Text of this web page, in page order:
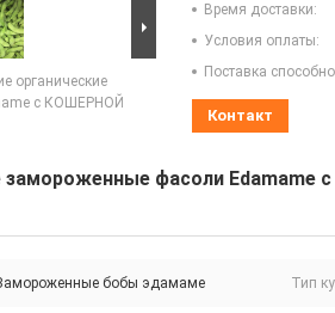
органические
с КОШЕРНОЙ
Время доставки:
Условия оплаты:
Поставка
Контакт
замороженные фасоли Edamame
бобы эдамаме Тип